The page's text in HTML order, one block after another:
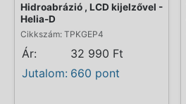
Hidroabrázió , LCD kijelzővel -
Helia-D
Cikkszám: TPKGEP4
Ár:
32 990 Ft
Jutalom: 660 pont